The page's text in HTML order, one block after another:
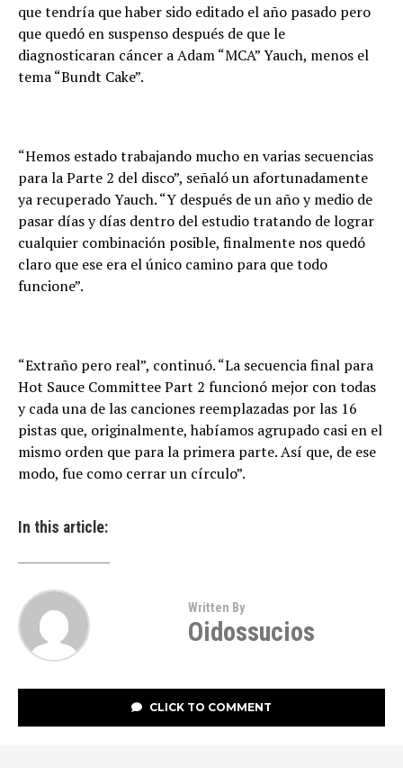
que tendría que haber sido editado el año pasado pero
que quedó en suspenso después de que le
diagnosticaran cáncer a Adam “MCA” Yauch, menos el
tema “Bundt Cake”.
“Hemos estado trabajando mucho en varias secuencias
para la Parte 2 del disco”, señaló un afortunadamente
ya recuperado Yauch. “Y después de un año y medio de
pasar días y días dentro del estudio tratando de lograr
cualquier combinación posible, finalmente nos quedó
claro que ese era el único camino para que todo
funcione”.
“Extraño pero real”, continuó. “La secuencia final para
Hot Sauce Committee Part 2 funcionó mejor con todas
y cada una de las canciones reemplazadas por las 16
pistas que, originalmente, habíamos agrupado casi en el
mismo orden que para la primera parte. Así que, de ese
modo, fue como cerrar un círculo”.
In this article:
Written By
Oidossucios
CLICK TO COMMENT